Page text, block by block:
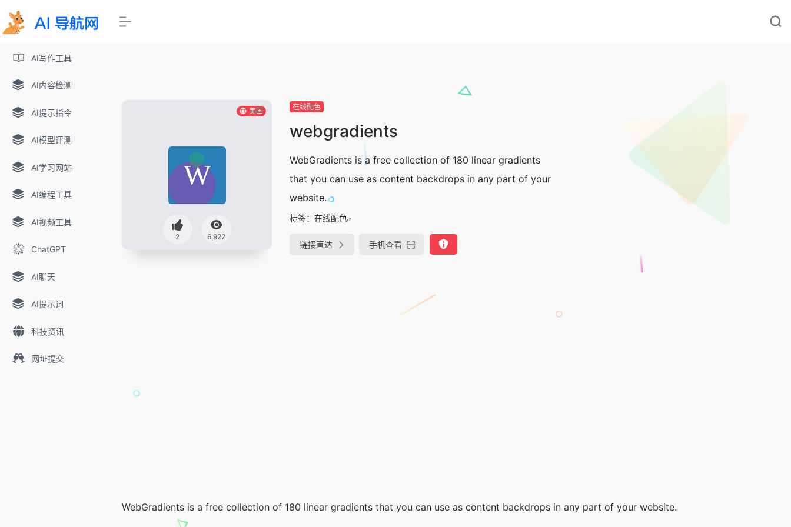
AI写作工具
AI内容检测
AI提示指令
AI模型评测
AI学习网站
AI编程工具
AI视频工具
ChatGPT
AI聊天
AI提示词
科技资讯
网址提交
美国
2 6,922
在线配色
webgradients
WebGradients is a free collection of 180 linear gradients
that you can use as content backdrops in any part of your
website.
标签： 在线配色
链接直达 手机查看
WebGradients is a free collection of 180 linear gradients that you can use as content backdrops in any part of your website.